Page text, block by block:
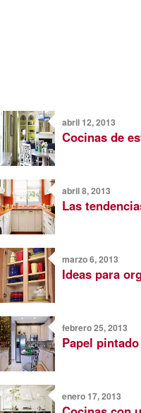
abril 12, 2013
Cocinas de
abril 8, 2013
Las
marzo 6, 2013
Ideas para
febrero 25, 2013
Papel
enero 17, 2013